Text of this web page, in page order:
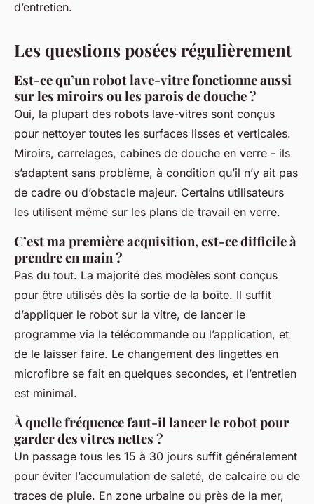
d’entretien.
Les questions posées régulièrement
Est-ce qu’un robot lave-vitre fonctionne aussi
sur les miroirs ou les parois de douche ?
Oui, la plupart des robots lave-vitres sont conçus
pour nettoyer toutes les surfaces lisses et verticales.
Miroirs, carrelages, cabines de douche en verre - ils
s’adaptent sans problème, à condition qu’il n’y ait pas
de cadre ou d’obstacle majeur. Certains utilisateurs
les utilisent même sur les plans de travail en verre.
C’est ma première acquisition, est-ce difficile à
prendre en main ?
Pas du tout. La majorité des modèles sont conçus
pour être utilisés dès la sortie de la boîte. Il suffit
d’appliquer le robot sur la vitre, de lancer le
programme via la télécommande ou l’application, et
de le laisser faire. Le changement des lingettes en
microfibre se fait en quelques secondes, et l’entretien
est minimal.
À quelle fréquence faut-il lancer le robot pour
garder des vitres nettes ?
Un passage tous les 15 à 30 jours suffit généralement
pour éviter l’accumulation de saleté, de calcaire ou de
traces de pluie. En zone urbaine ou près de la mer,